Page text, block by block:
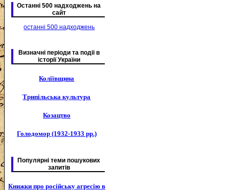
Останні 500 надходжень на
сайт
останні 500 надходжень
Визначні періоди та подіі в
історії України
Коліївщина
Трипільська культура
Козацтво
Голодомор (1932-1933 рр.)
Популярні теми пошукових
запитів
Книжки про російську агресію в